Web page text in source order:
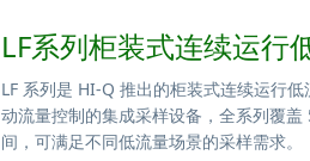
LF系列柜装式连续运行
LF 系列是 HI-Q 推出的柜装式连续运行
动流量控制的集成采样设备，全系列覆
间，可满足不同低流量场景的采样需求。